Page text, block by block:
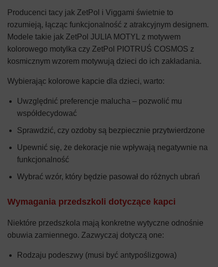
Producenci tacy jak ZetPol i Viggami świetnie to
rozumieją, łącząc funkcjonalność z atrakcyjnym designem.
Modele takie jak ZetPol JULIA MOTYL z motywem
kolorowego motylka czy ZetPol PIOTRUŚ COSMOS z
kosmicznym wzorem motywują dzieci do ich zakładania.
Wybierając kolorowe kapcie dla dzieci, warto:
Uwzględnić preferencje malucha – pozwolić mu
współdecydować
Sprawdzić, czy ozdoby są bezpiecznie przytwierdzone
Upewnić się, że dekoracje nie wpływają negatywnie na
funkcjonalność
Wybrać wzór, który będzie pasował do różnych ubrań
Wymagania przedszkoli dotyczące kapci
Niektóre przedszkola mają konkretne wytyczne odnośnie
obuwia zamiennego. Zazwyczaj dotyczą one:
Rodzaju podeszwy (musi być antypoślizgowa)